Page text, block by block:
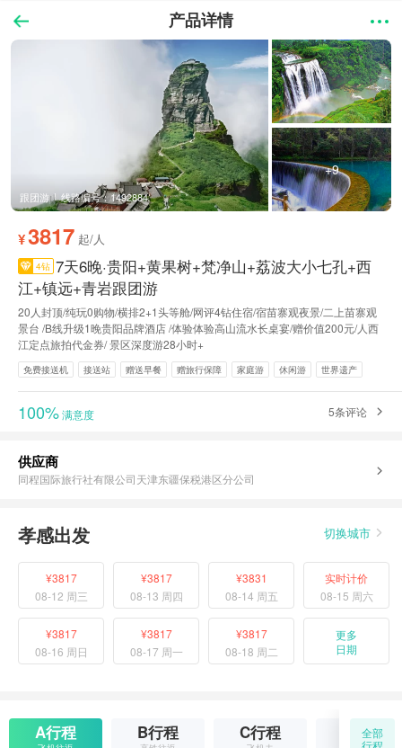
产品详情
跟团游 线路编号：1492884
+9
¥3817 起/人
4钻 7天6晚·贵阳+黄果树+梵净山+荔波大小七孔+西
江+镇远+青岩跟团游
20人封顶/纯玩0购物/横排2+1头等舱/网评4钻住宿/宿苗寨观夜景/二上苗寨观
景台 /B线升级1晚贵阳品牌酒店 /体验体验高山流水长桌宴/赠价值200元/人西
江定点旅拍代金券/ 景区深度游28小时+
免费接送机 接送站 赠送早餐 赠旅行保障 家庭游 休闲游
世界遗产
100%满意度 5条评论
供应商
同程国际旅行社有限公司天津东疆保税港区分公司
孝感出发 切换城市
¥3817
08-12 周三
¥3817
08-13 周四
¥3831
08-14 周五
实时计价
08-15 周六
¥3817
08-16 周日
¥3817
08-17 周一
¥3817
08-18 周二
更多
日期
A行程 B行程 C行程 D行程
全部